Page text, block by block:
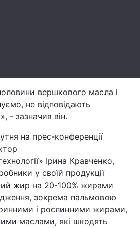
вершкового масла і
не відповідають
- зазначив він.
на прес-конференції
Ірина Кравченко,
у своїй продукції
жир на 20-100% жирами
зокрема пальмовою
і рослинними жирами,
маслами, які шкодять